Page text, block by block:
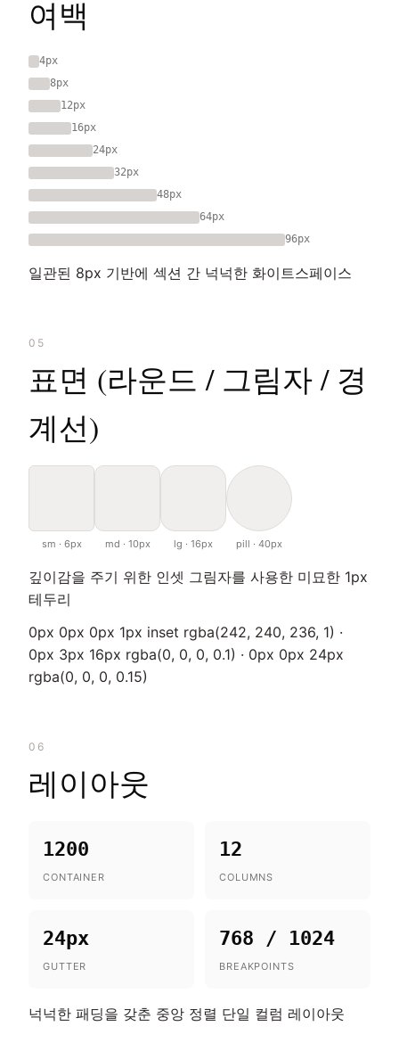
여백
4px
8px
12px
16px
24px
32px
48px
64px
96px
일관된 8px 기반에 섹션 간 넉넉한 화이트스페이스
05
표면 (라운드 / 그림자 / 경
계선)
sm · 6px md · 10px lg · 16px pill · 40px
깊이감을 주기 위한 인셋 그림자를 사용한 미묘한 1px
테두리
0px 0px 0px 1px inset rgba(242, 240, 236, 1) ·
0px 3px 16px rgba(0, 0, 0, 0.1) · 0px 0px 24px
rgba(0, 0, 0, 0.15)
06
레이아웃
1200
CONTAINER
12
COLUMNS
24px
GUTTER
768 / 1024
BREAKPOINTS
넉넉한 패딩을 갖춘 중앙 정렬 단일 컬럼 레이아웃